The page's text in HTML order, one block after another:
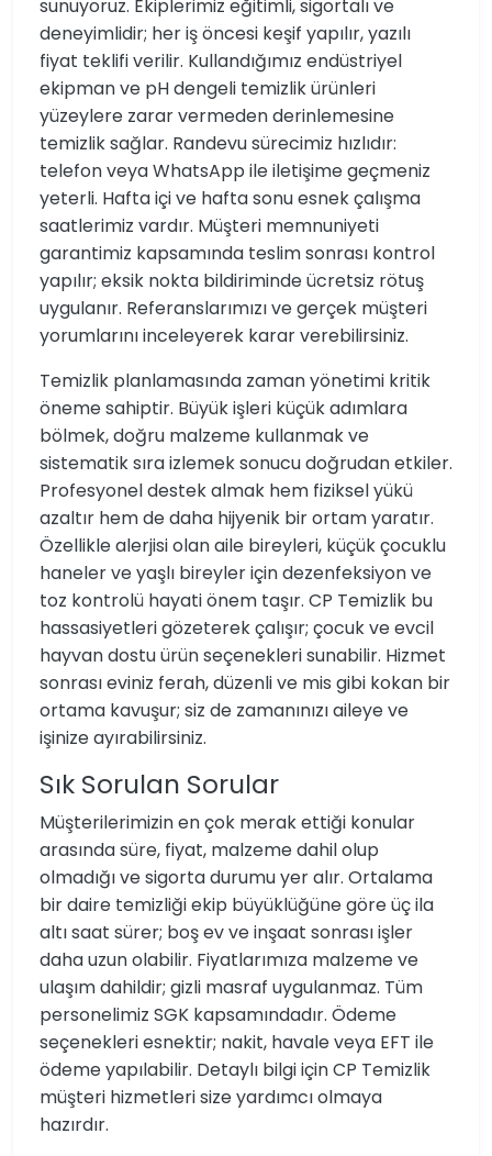
sunuyoruz. Ekiplerimiz eğitimli, sigortalı ve
deneyimlidir; her iş öncesi keşif yapılır, yazılı
fiyat teklifi verilir. Kullandığımız endüstriyel
ekipman ve pH dengeli temizlik ürünleri
yüzeylere zarar vermeden derinlemesine
temizlik sağlar. Randevu sürecimiz hızlıdır:
telefon veya WhatsApp ile iletişime geçmeniz
yeterli. Hafta içi ve hafta sonu esnek çalışma
saatlerimiz vardır. Müşteri memnuniyeti
garantimiz kapsamında teslim sonrası kontrol
yapılır; eksik nokta bildiriminde ücretsiz rötuş
uygulanır. Referanslarımızı ve gerçek müşteri
yorumlarını inceleyerek karar verebilirsiniz.
Temizlik planlamasında zaman yönetimi kritik
öneme sahiptir. Büyük işleri küçük adımlara
bölmek, doğru malzeme kullanmak ve
sistematik sıra izlemek sonucu doğrudan etkiler.
Profesyonel destek almak hem fiziksel yükü
azaltır hem de daha hijyenik bir ortam yaratır.
Özellikle alerjisi olan aile bireyleri, küçük çocuklu
haneler ve yaşlı bireyler için dezenfeksiyon ve
toz kontrolü hayati önem taşır. CP Temizlik bu
hassasiyetleri gözeterek çalışır; çocuk ve evcil
hayvan dostu ürün seçenekleri sunabilir. Hizmet
sonrası eviniz ferah, düzenli ve mis gibi kokan bir
ortama kavuşur; siz de zamanınızı aileye ve
işinize ayırabilirsiniz.
Sık Sorulan Sorular
Müşterilerimizin en çok merak ettiği konular
arasında süre, fiyat, malzeme dahil olup
olmadığı ve sigorta durumu yer alır. Ortalama
bir daire temizliği ekip büyüklüğüne göre üç ila
altı saat sürer; boş ev ve inşaat sonrası işler
daha uzun olabilir. Fiyatlarımıza malzeme ve
ulaşım dahildir; gizli masraf uygulanmaz. Tüm
personelimiz SGK kapsamındadır. Ödeme
seçenekleri esnektir; nakit, havale veya EFT ile
ödeme yapılabilir. Detaylı bilgi için CP Temizlik
müşteri hizmetleri size yardımcı olmaya
hazırdır.